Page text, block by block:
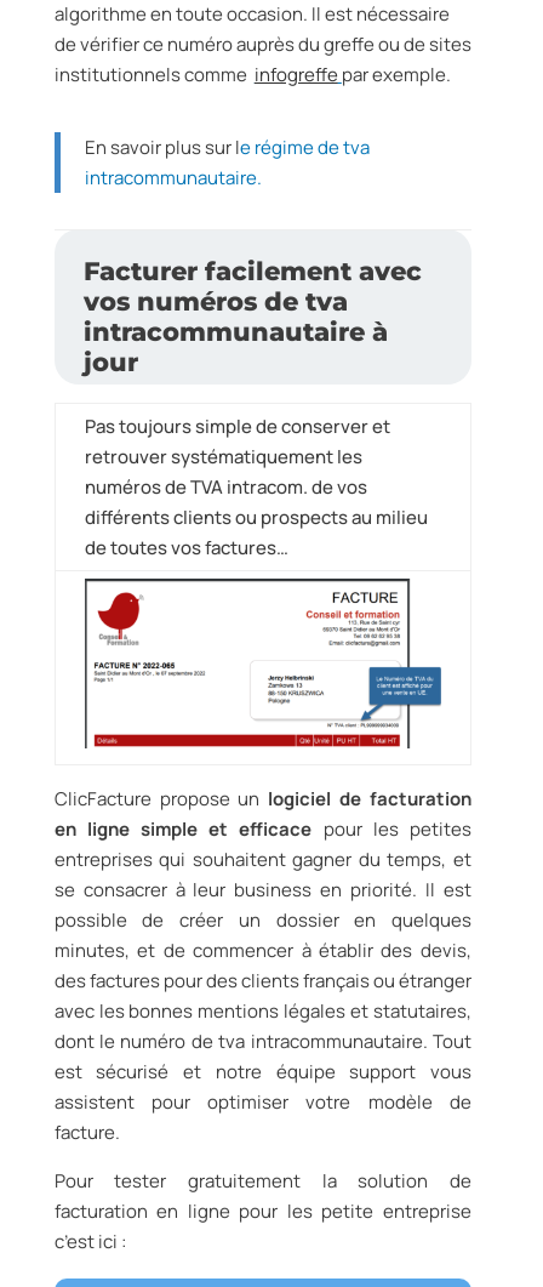
algorithme en toute occasion. Il est nécessaire
de vérifier ce numéro auprès du greffe ou de sites
institutionnels comme infogreffe par exemple.
En savoir plus sur le régime de tva
intracommunautaire.
Facturer facilement avec
vos numéros de tva
intracommunautaire à
jour
Pas toujours simple de conserver et
retrouver systématiquement les
numéros de TVA intracom. de vos
différents clients ou prospects au milieu
de toutes vos factures…
ClicFacture propose un logiciel de facturation
en ligne simple et efficace pour les petites
entreprises qui souhaitent gagner du temps, et
se consacrer à leur business en priorité. Il est
possible de créer un dossier en quelques
minutes, et de commencer à établir des devis,
des factures pour des clients français ou étranger
avec les bonnes mentions légales et statutaires,
dont le numéro de tva intracommunautaire. Tout
est sécurisé et notre équipe support vous
assistent pour optimiser votre modèle de
facture.
Pour tester gratuitement la solution de
facturation en ligne pour les petite entreprise
c’est ici :